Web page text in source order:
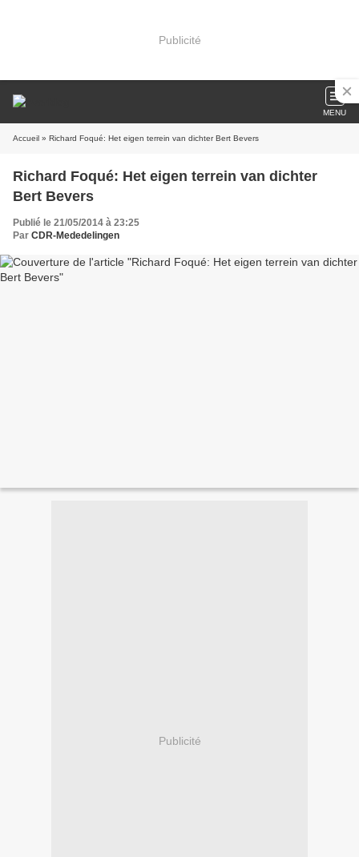
Publicité
MENU
Accueil » Richard Foqué: Het eigen terrein van dichter Bert Bevers
Richard Foqué: Het eigen terrein van dichter
Bert Bevers
Publié le 21/05/2014 à 23:25
Par CDR-Mededelingen
Publicité